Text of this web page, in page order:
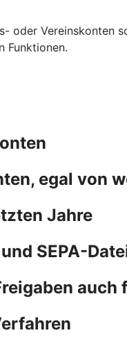
oder
Funktionen.
egal von
Jahre
SEPA-